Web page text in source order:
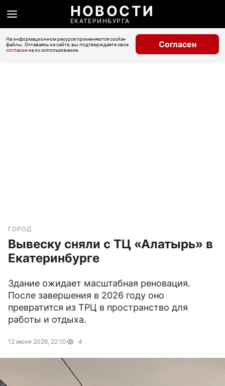
НОВОСТИ
ЕКАТЕРИНБУРГА
На информационном ресурсе применяются cookie-
файлы. Оставаясь на сайте, вы подтверждаете свое
согласиена их использование.
Согласен
ГОРОД
Вывеску сняли с ТЦ «Алатырь» в
Екатеринбурге
Здание ожидает масштабная реновация.
После завершения в 2026 году оно
превратится из ТРЦ в пространство для
работы и отдыха.
12 июня 2026, 22:10 4